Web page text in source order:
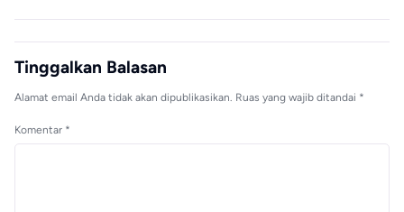
Tinggalkan Balasan
Alamat email Anda tidak akan dipublikasikan. Ruas yang wajib ditandai *
Komentar *